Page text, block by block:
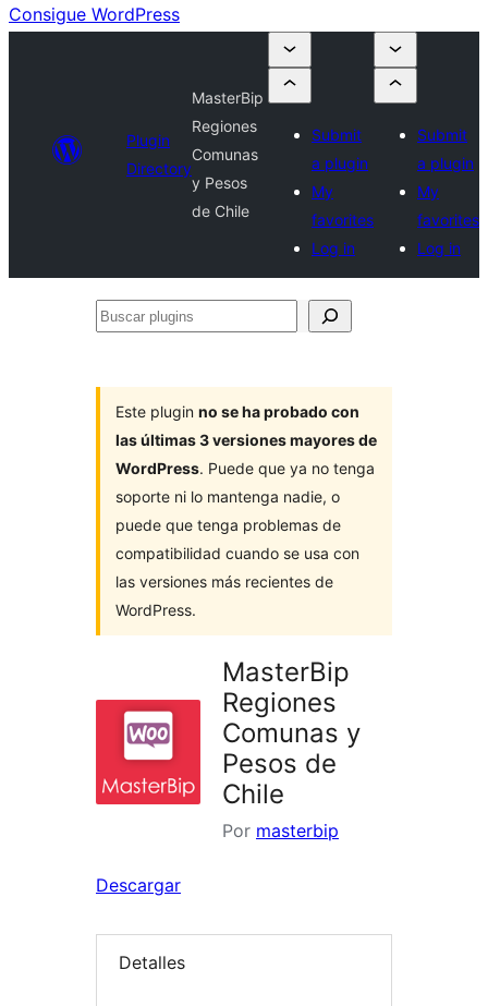
Consigue WordPress
Plugin
Directory
MasterBip
Regiones
Comunas
y Pesos
de Chile
Submit
a plugin
My
favorites
Log in
Submit
a plugin
My
favorites
Log in
Buscar
Este plugin no se ha probado con
las últimas 3 versiones mayores de
WordPress. Puede que ya no tenga
soporte ni lo mantenga nadie, o
puede que tenga problemas de
compatibilidad cuando se usa con
las versiones más recientes de
WordPress.
MasterBip
Regiones
Comunas y
Pesos de
Chile
Por masterbip
Descargar
Detalles